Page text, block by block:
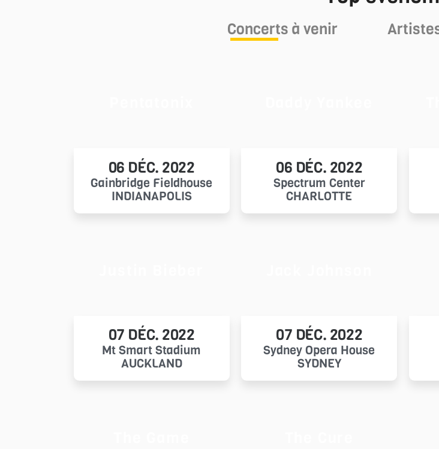
Concerts à venir
06 DÉC. 2022
Gainbridge Fieldhouse
INDIANAPOLIS
06 DÉC. 2022
Spectrum Center
CHARLOTTE
07 DÉC. 2022
Mt Smart Stadium
AUCKLAND
07 DÉC. 2022
Sydney Opera House
SYDNEY